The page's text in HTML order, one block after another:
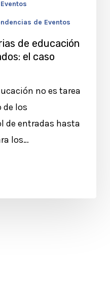
de Eventos
de educación
el caso
no es tarea
de los
de entradas hasta
los…